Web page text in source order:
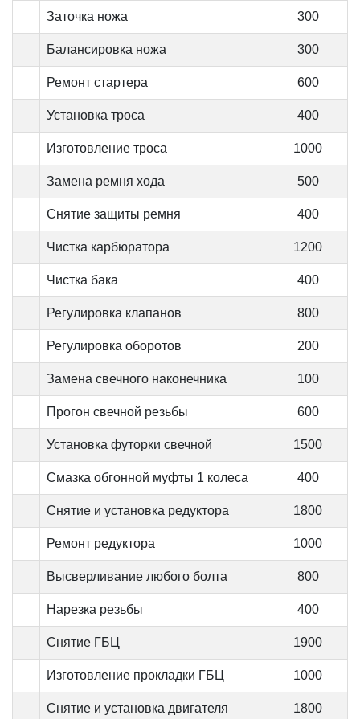
Заточка ножа 300
Балансировка ножа 300
Ремонт стартера 600
Установка троса 400
Изготовление троса 1000
Замена ремня хода 500
Снятие защиты ремня 400
Чистка карбюратора 1200
Чистка бака 400
Регулировка клапанов 800
Регулировка оборотов 200
Замена свечного наконечника 100
Прогон свечной резьбы 600
Установка футорки свечной 1500
Смазка обгонной муфты 1 колеса 400
Снятие и установка редуктора 1800
Ремонт редуктора 1000
Высверливание любого болта 800
Нарезка резьбы 400
Снятие ГБЦ 1900
Изготовление прокладки ГБЦ 1000
Снятие и установка двигателя 1800